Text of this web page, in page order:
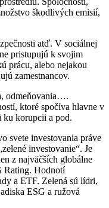
škodlivých emisií,
atď. V sociálnej
pristupujú k svojim
prácu, alebo nejakou
zamestnancov.
odmeňovania….
ktoré spočíva hlavne v
ku korupcii a pod.
svete investovania práve
investovanie“. Je
z najväčších globálne
Rating. Hodnotí
a ETF. Zelená sú lídri,
ESG a ružová